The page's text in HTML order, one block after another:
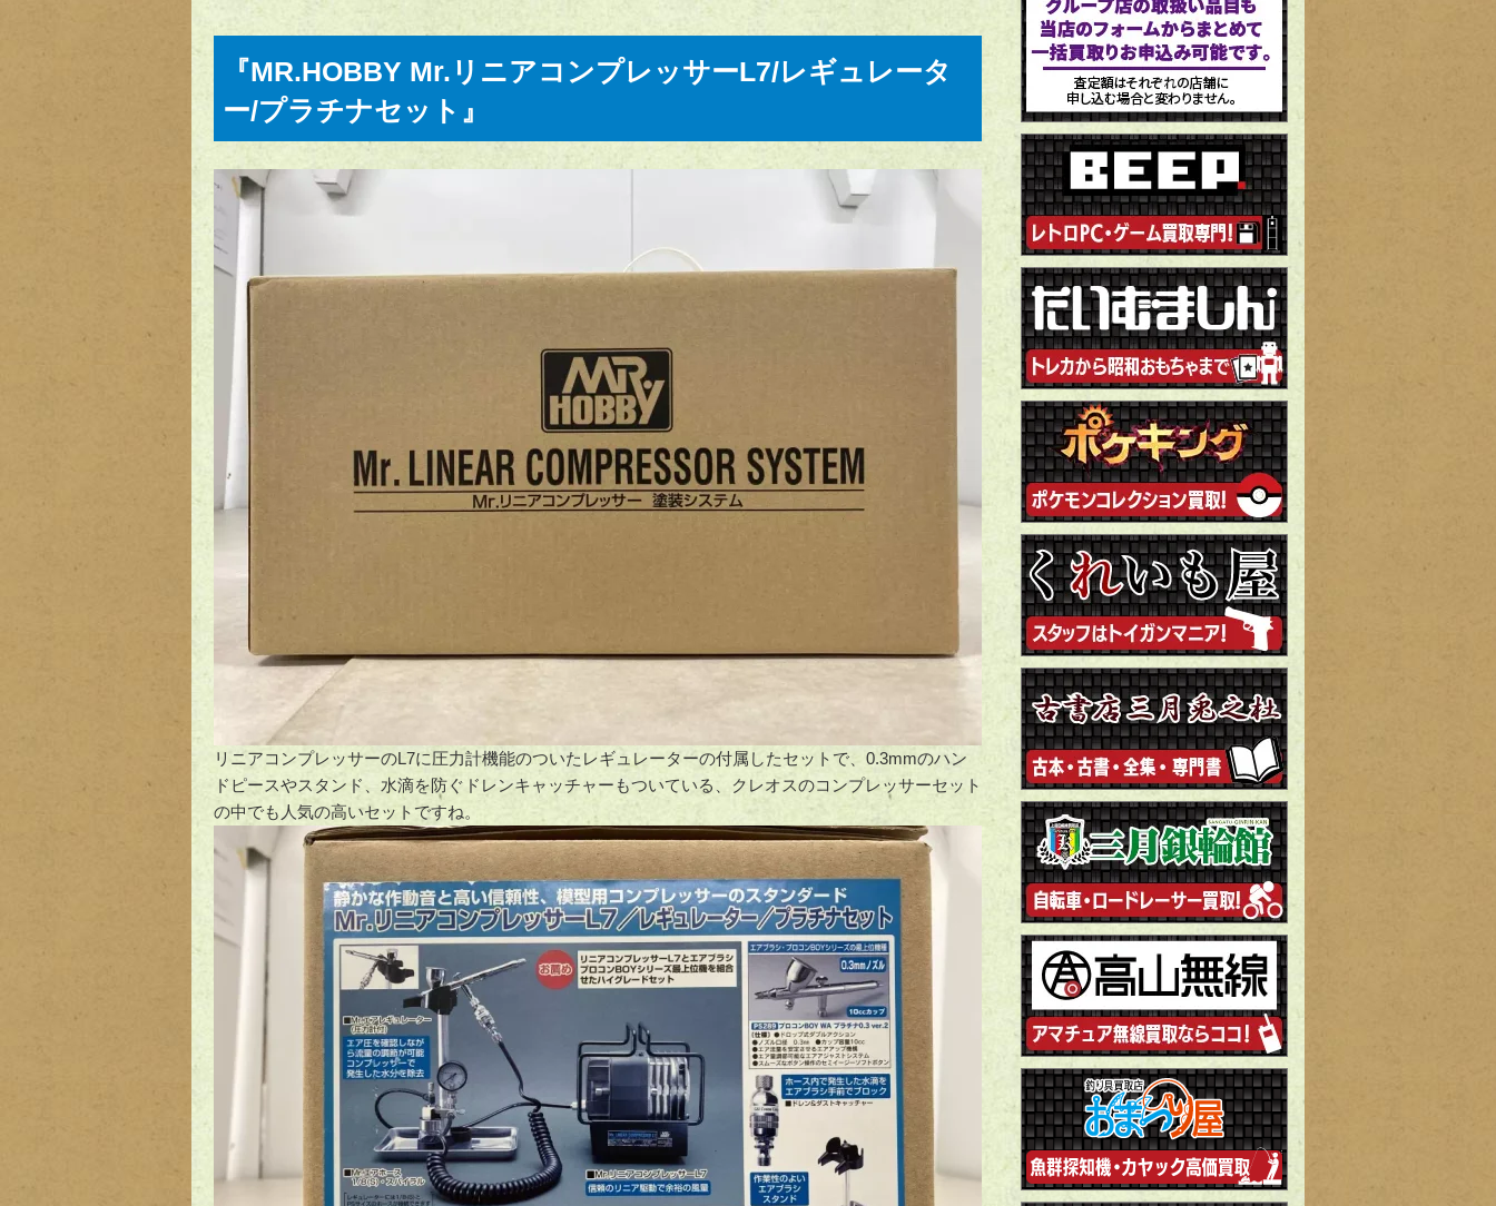
『MR.HOBBY Mr.リニアコンプレッサーL7/レギュレータ
ー/プラチナセット』
リニアコンプレッサーのL7に圧力計機能のついたレギュレーターの付属したセットで、0.3mmのハン
ドピースやスタンド、水滴を防ぐドレンキャッチャーもついている、クレオスのコンプレッサーセット
の中でも人気の高いセットですね。